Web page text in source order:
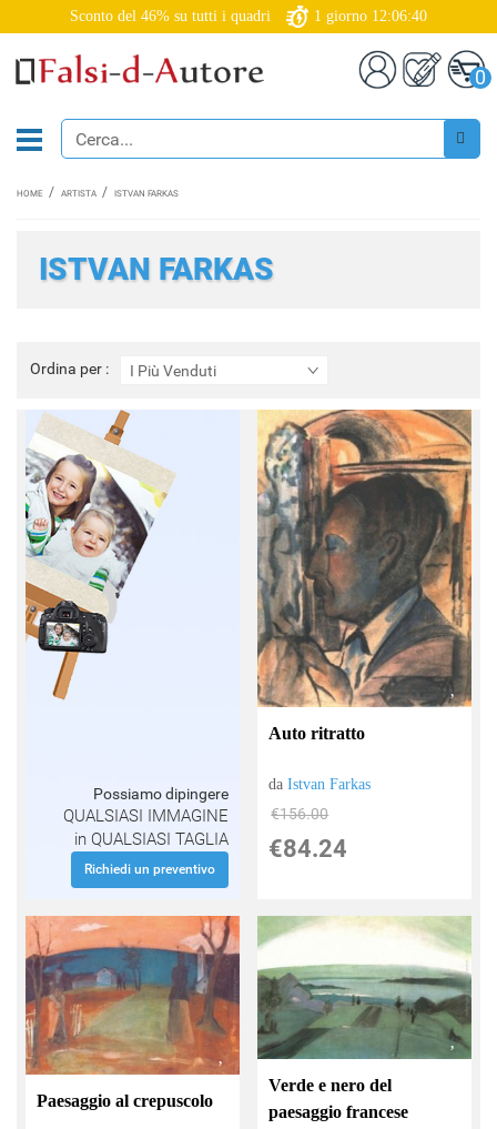
Sconto del 46% su tutti i quadri 1 giorno 12:06:39
0
HOME ARTISTA ISTVAN FARKAS
ISTVAN FARKAS
Ordina per : I Più Venduti
Ordina
per
Possiamo dipingere
QUALSIASI IMMAGINE
in QUALSIASI TAGLIA
Richiedi un preventivo
Auto ritratto
daIstvan Farkas
€156.00
€84.24
Paesaggio al crepuscolo
Verde e nero del
paesaggio francese